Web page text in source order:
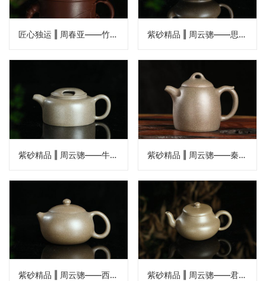
匠心独运 ‖ 周春亚——竹段壶 紫砂精品 ‖ 周云骢——思亭梨式壶
紫砂精品 ‖ 周云骢——牛盖莲子壶 紫砂精品 ‖ 周云骢——秦权壶
紫砂精品 ‖ 周云骢——西施壶 紫砂精品 ‖ 周云骢——君德壶